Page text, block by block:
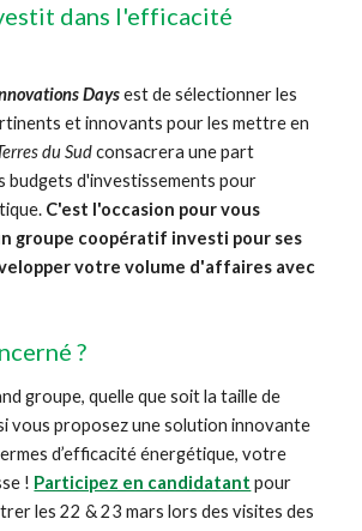
dans l'efficacité
Daysest de sélectionner les
et innovants pour les mettre en
du Sudconsacrera une part
budgets d'investissements pour
C'est l'occasion pour vous
groupe coopératif investi pour ses
votre volume d'affaires avec
?
groupe, quelle que soit la taille de
vous proposez une solution innovante
d’efficacité énergétique, votre
e ! Participez en candidatant pour
les 22 & 23 mars lors des visites des